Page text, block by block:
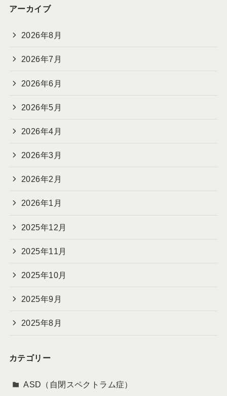
アーカイブ
2026年8月
2026年7月
2026年6月
2026年5月
2026年4月
2026年3月
2026年2月
2026年1月
2025年12月
2025年11月
2025年10月
2025年9月
2025年8月
カテゴリー
ASD（自閉スペクトラム症）